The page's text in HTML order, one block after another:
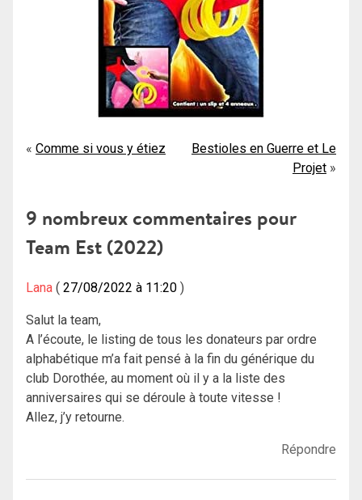
Navigation
l’article
Comme si vous y étiez
Bestioles en Guerre et Le
Projet
9 nombreux commentaires pour
Team Est (2022)
Lana 27/08/2022 à 11:20
Salut la team,
A l’écoute, le listing de tous les donateurs par ordre
alphabétique m’a fait pensé à la fin du générique du
club Dorothée, au moment où il y a la liste des
anniversaires qui se déroule à toute vitesse !
Allez, j’y retourne.
Répondre